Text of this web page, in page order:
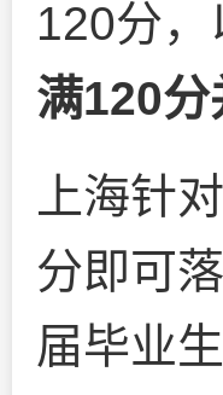
120分
满120
上海针
分即可
届毕业